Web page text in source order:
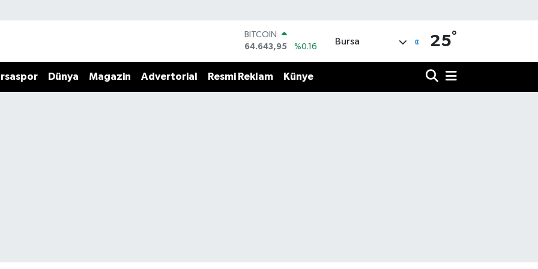
BITCOIN
64.643,95
%0.16
47,6704
%0
Bursa 25°
Dünya Magazin Advertorial Resmi Reklam Künye